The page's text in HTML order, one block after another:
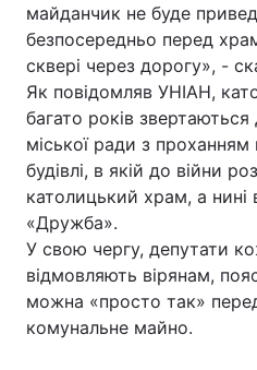
Тема оформлення
майданчик не буде
безпосередньо перед
сквері через дорогу», -
Як повідомляв УНІАН,
багато років
міської ради з
будівлі, в якій до війни
католицький храм, а нині
«Дружба».
У свою чергу, депутати
відмовляють вірянам,
можна «просто так»
комунальне майно.